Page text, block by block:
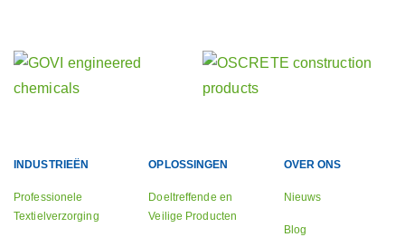
INDUSTRIEËN
Professionele
Textielverzorging
OPLOSSINGEN
Doeltreffende en
Veilige Producten
OVER ONS
Nieuws
Blog